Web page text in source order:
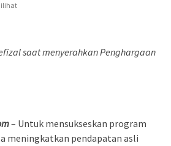
saat menyerahkan Penghargaan
– Untuk mensukseskan program
meningkatkan pendapatan asli